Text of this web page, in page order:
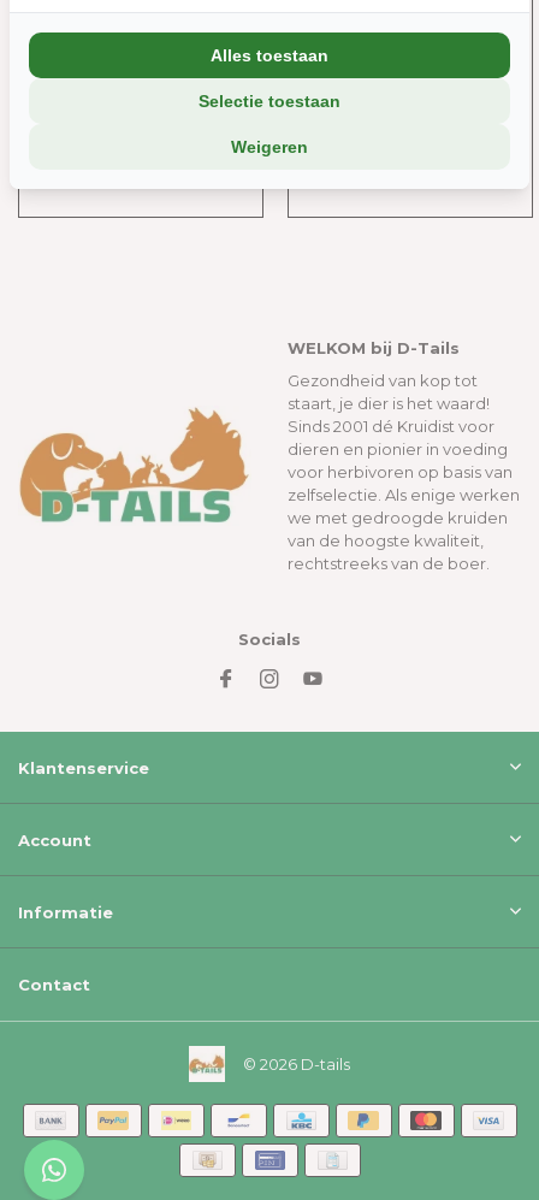
Alle
WELKOM bij D-Tails
Gezondheid van kop tot
staart, je dier is het waard!
Sinds 2001 dé Kruidist voor
dieren en pionier in voeding
voor herbivoren op basis van
zelfselectie. Als enige werken
we met gedroogde kruiden
van de hoogste kwaliteit,
rechtstreeks van de boer.
Socials
Klantenservice
Account
Informatie
Contact
© 2026 D-tails
Marketingcookiesom jou relevante informatie en
aanbiedingen te tonen.
We delen soms gegevens met partners (zoals social media en
deelt, of die ze elders van je hebben.
misschien net iets minder soepel.
Weigeren
Selectie toestaan
Alles toestaan